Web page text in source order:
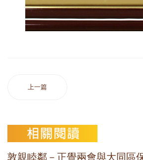
上一篇
敦親睦鄰－正覺兩會與大同區